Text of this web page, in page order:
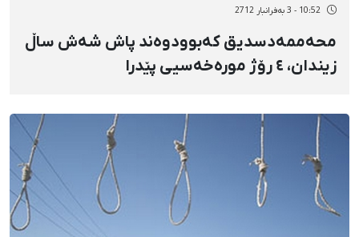
10:52 - 3 بەفرانبار 2712
محەممەدسدیق کەبوودوەند پاش شەش ساڵ
زیندان، ٤ رۆژ مورەخەسیی پێدرا